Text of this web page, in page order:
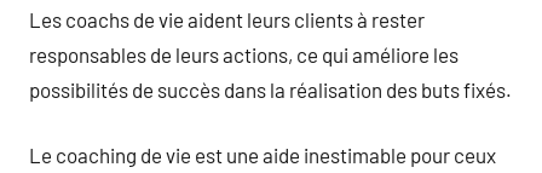
Les coachs de vie aident leurs clients à rester
responsables de leurs actions, ce qui améliore les
possibilités de succès dans la réalisation des buts fixés.
Le coaching de vie est une aide inestimable pour ceux